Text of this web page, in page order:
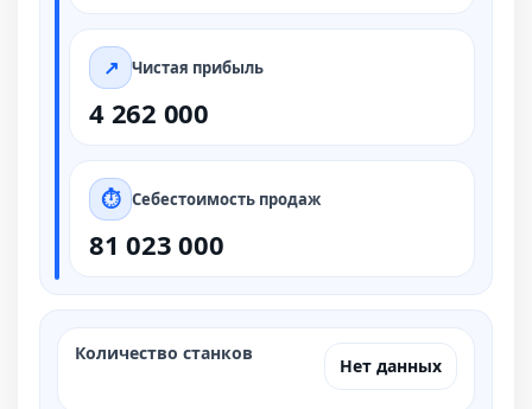
Чистая прибыль
4 262 000
Себестоимость продаж
81 023 000
Количество станков
Нет данных